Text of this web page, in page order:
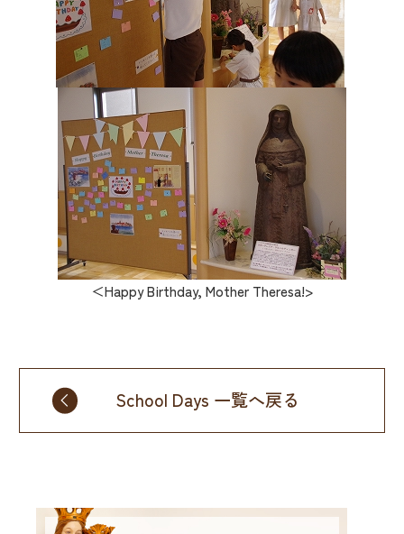
＜Happy Birthday, Mother Theresa!>
School Days 一覧へ戻る